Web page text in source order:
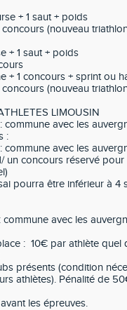
+ 1 saut + poids
concours (nouveau
+ 1 saut + poids
+ 1 concours + sprint ou
concours (nouveau
LIMOUSIN
commune avec les
:
commune avec les
un concours réservé
pourra être inférieur à 4
commune avec les
: 10€ par athlète quel
présents (condition
athlètes). Pénalité de
les épreuves.